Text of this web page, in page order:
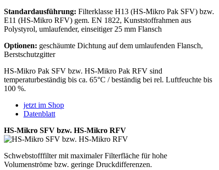
Standardausführung: Filterklasse H13 (HS-Mikro Pak SFV) bzw.
E11 (HS-Mikro RFV) gem. EN 1822, Kunststoffrahmen aus
Polystyrol, umlaufender, einseitiger 25 mm Flansch
Optionen: geschäumte Dichtung auf dem umlaufenden Flansch,
Berstschutzgitter
HS-Mikro Pak SFV bzw. HS-Mikro Pak RFV sind
temperaturbeständig bis ca. 65°C / beständig bei rel. Luftfeuchte bis
100 %.
jetzt im Shop
Datenblatt
HS-Mikro SFV bzw. HS-Mikro RFV
Schwebstofffilter mit maximaler Filterfläche für hohe
Volumenströme bzw. geringe Druckdifferenzen.